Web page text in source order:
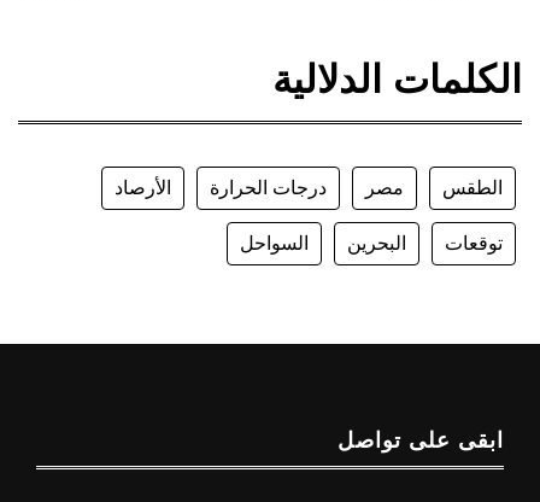
الكلمات الدلالية
الطقس مصر درجات الحرارة الأرصاد
توقعات البحرين السواحل
ابقى على تواصل